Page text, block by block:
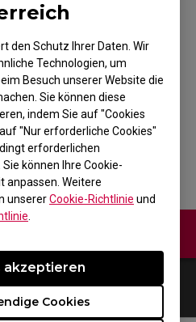
den Schutz Ihrer Daten. Wir
Technologien, um
Besuch unserer Website die
Sie können diese
indem Sie auf "Cookies
"Nur erforderliche Cookies"
erforderlichen
können Ihre Cookie-
anpassen. Weitere
unsererCookie-Richtlinie und
Cookies
akzeptieren
Maus für